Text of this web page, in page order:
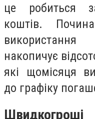
це робиться
коштів.
використання
накопичує
які щомісяця
до графіку
Швидкогроші